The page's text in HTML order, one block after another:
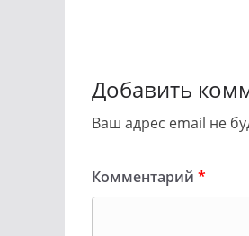
Добавить
Ваш адрес email не
Комментарий *